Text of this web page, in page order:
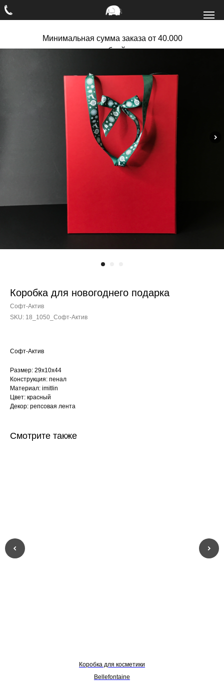
Минимальная сумма заказа от 40.000
рублей
Коробка для новогоднего подарка
Софт-Актив
SKU: 18_1050_Софт-Актив
Софт-Актив
Размер: 29х10х44
Конструкция: пенал
Материал: imitlin
Цвет: красный
Декор: репсовая лента
Смотрите также
Коробка для косметики
Bellefontaine